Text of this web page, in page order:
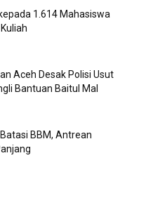
1.614 Mahasiswa
Aceh Desak Polisi Usut
Bantuan Baitul Mal
BBM, Antrean